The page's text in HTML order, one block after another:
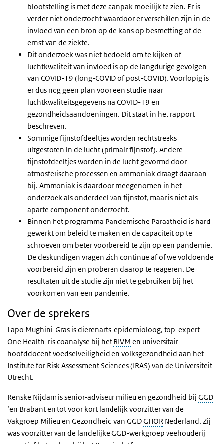
blootstelling is met deze aanpak moeilijk te zien. Er is
verder niet onderzocht waardoor er verschillen zijn in de
invloed van een bron op de kans op besmetting of de
ernst van de ziekte.
Dit onderzoek was niet bedoeld om te kijken of
luchtkwaliteit van invloed is op de langdurige gevolgen
van COVID-19 (long-COVID of post-COVID). Voorlopig is
er dus nog geen plan voor een studie naar
luchtkwaliteitsgegevens na COVID-19 en
gezondheidsaandoeningen. Dit staat in het rapport
beschreven.
Sommige fijnstofdeeltjes worden rechtstreeks
uitgestoten in de lucht (primair fijnstof). Andere
fijnstofdeeltjes worden in de lucht gevormd door
atmosferische processen en ammoniak draagt daaraan
bij. Ammoniak is daardoor meegenomen in het
onderzoek als onderdeel van fijnstof, maar is niet als
aparte component onderzocht.
Binnen het programma Pandemische Paraatheid is hard
gewerkt om beleid te maken en de capaciteit op te
schroeven om beter voorbereid te zijn op een pandemie.
De deskundigen vragen zich continue af of we voldoende
voorbereid zijn en proberen daarop te reageren. De
resultaten uit de studie zijn niet te gebruiken bij het
voorkomen van een pandemie.
Over de sprekers
Lapo Mughini-Gras is dierenarts-epidemioloog, top-expert
One Health-risicoanalyse bij het RIVM en universitair
hoofddocent voedselveiligheid en volksgezondheid aan het
Institute for Risk Assessment Sciences (IRAS) van de Universiteit
Utrecht.
Renske Nijdam is senior-adviseur milieu en gezondheid bij GGD
’en Brabant en tot voor kort landelijk voorzitter van de
Vakgroep Milieu en Gezondheid van GGDGHOR Nederland. Zij
was voorzitter van de landelijke GGD-werkgroep veehouderij